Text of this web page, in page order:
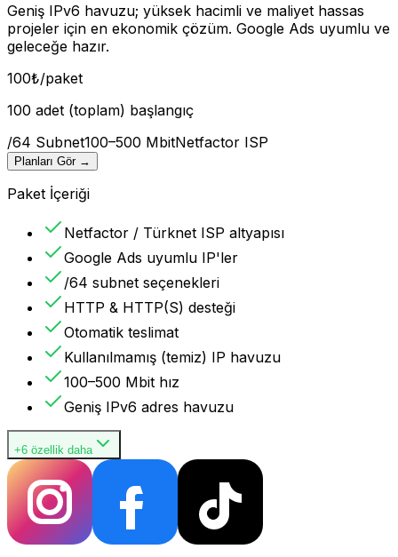
Geniş IPv6 havuzu; yüksek hacimli ve maliyet hassas
projeler için en ekonomik çözüm. Google Ads uyumlu ve
geleceğe hazır.
100₺/paket
100 adet (toplam) başlangıç
/64 Subnet100–500 MbitNetfactor ISP
Planları Gör →
Paket İçeriği
Netfactor / Türknet ISP altyapısı
Google Ads uyumlu IP'ler
/64 subnet seçenekleri
HTTP & HTTP(S) desteği
Otomatik teslimat
Kullanılmamış (temiz) IP havuzu
100–500 Mbit hız
Geniş IPv6 adres havuzu
+6 özellik daha